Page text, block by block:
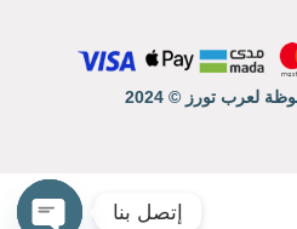
لعرب تورز © 2024
إتصل بنا